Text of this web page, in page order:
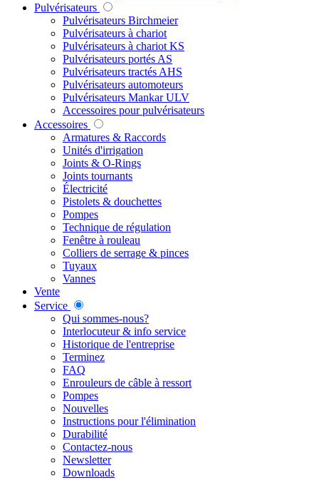
Pulvérisateurs
Pulvérisateurs Birchmeier
Pulvérisateurs à chariot
Pulvérisateurs à chariot KS
Pulvérisateurs portés AS
Pulvérisateurs tractés AHS
Pulvérisateurs automoteurs
Pulvérisateurs Mankar ULV
Accessoires pour pulvérisateurs
Accessoires
Armatures & Raccords
Unités d'irrigation
Joints & O-Rings
Joints tournants
Électricité
Pistolets & douchettes
Pompes
Technique de régulation
Fenêtre à rouleau
Colliers de serrage & pinces
Tuyaux
Vannes
Vente
Service
Qui sommes-nous?
Interlocuteur & info service
Historique de l'entreprise
Terminez
FAQ
Enrouleurs de câble à ressort
Pompes
Nouvelles
Instructions pour l'élimination
Durabilité
Contactez-nous
Newsletter
Downloads